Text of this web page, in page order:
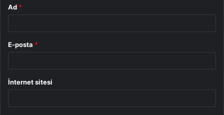
Ad *
E-posta *
İnternet sitesi